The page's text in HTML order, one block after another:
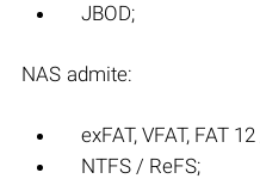
JBOD;
NAS admite:
exFAT, VFAT, FAT
NTFS / ReFS;